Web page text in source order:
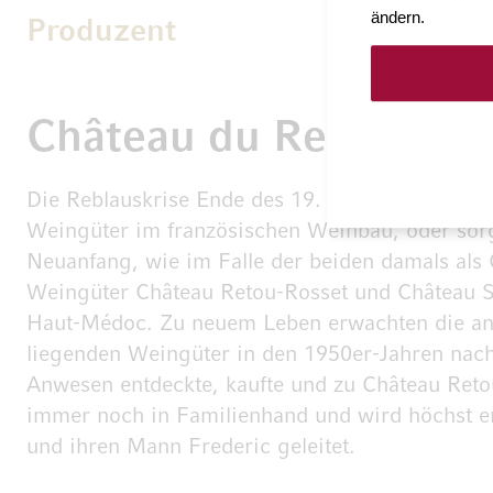
ändern.
Produzent
Château du Retout
Die Reblauskrise Ende des 19. Jahrhunderts
Weingüter im französischen Weinbau, oder
Neuanfang, wie im Falle der beiden damals
Weingüter Château Retou-Rosset und Château
Haut-Médoc. Zu neuem Leben erwachten die
liegenden Weingüter in den 1950er-Jahren
Anwesen entdeckte, kaufte und zu Château
immer noch in Familienhand und wird höchst
und ihren Mann Frederic geleitet.